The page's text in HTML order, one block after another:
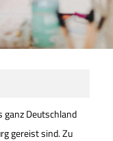
ganz Deutschland
gereist sind. Zu